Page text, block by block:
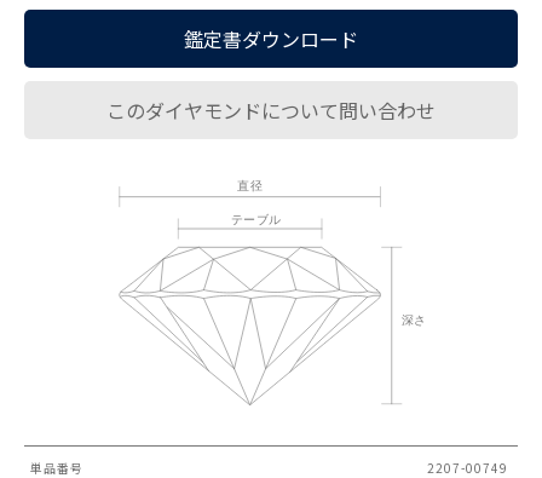
鑑定書ダウンロード
このダイヤモンドについて問い合わせ
単品番号 2207-00749